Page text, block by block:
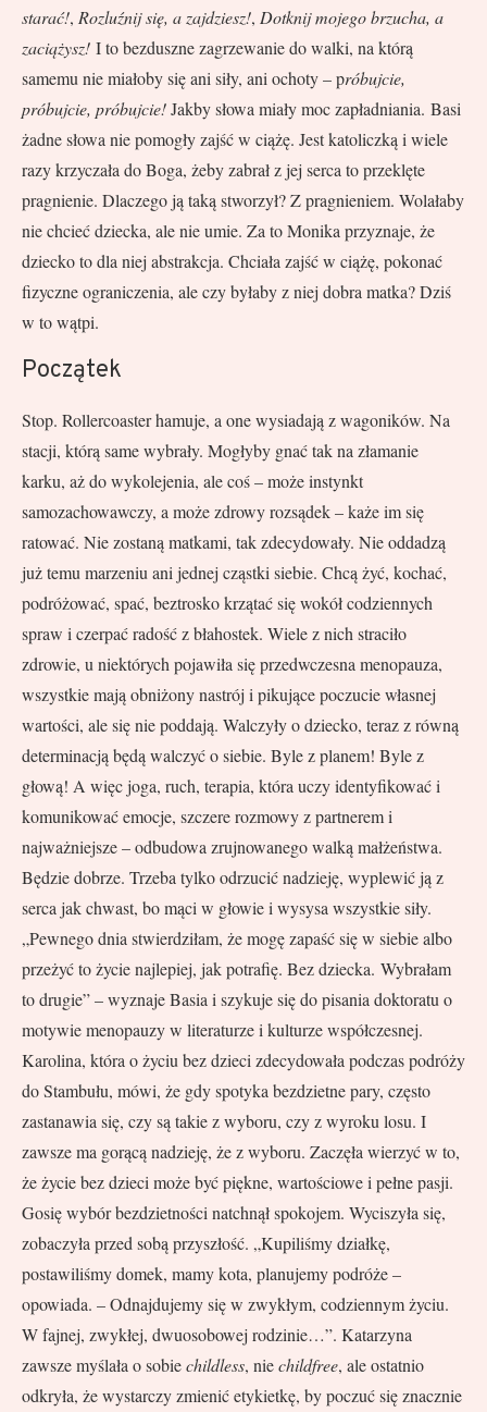
starać!, Rozluźnij się, a zajdziesz!, Dotknij mojego brzucha, a
zaciążysz! I to bezduszne zagrzewanie do walki, na którą
samemu nie miałoby się ani siły, ani ochoty – próbujcie,
próbujcie, próbujcie!Jakby słowa miały moc zapładniania. Basi
żadne słowa nie pomogły zajść w ciążę. Jest katoliczką i wiele
razy krzyczała do Boga, żeby zabrał z jej serca to przeklęte
pragnienie. Dlaczego ją taką stworzył? Z pragnieniem. Wolałaby
nie chcieć dziecka, ale nie umie. Za to Monika przyznaje, że
dziecko to dla niej abstrakcja. Chciała zajść w ciążę, pokonać
fizyczne ograniczenia, ale czy byłaby z niej dobra matka? Dziś
w to wątpi.
Początek
Stop. Rollercoaster hamuje, a one wysiadają z wagoników. Na
stacji, którą same wybrały. Mogłyby gnać tak na złamanie
karku, aż do wykolejenia, ale coś – może instynkt
samozachowawczy, a może zdrowy rozsądek – każe im się
ratować. Nie zostaną matkami, tak zdecydowały. Nie oddadzą
już temu marzeniu ani jednej cząstki siebie. Chcą żyć, kochać,
podróżować, spać, beztrosko krzątać się wokół codziennych
spraw i czerpać radość z błahostek. Wiele z nich straciło
zdrowie, u niektórych pojawiła się przedwczesna menopauza,
wszystkie mają obniżony nastrój i pikujące poczucie własnej
wartości, ale się nie poddają. Walczyły o dziecko, teraz z równą
determinacją będą walczyć o siebie. Byle z planem! Byle z
głową! A więc joga, ruch, terapia, która uczy identyfikować i
komunikować emocje, szczere rozmowy z partnerem i
najważniejsze – odbudowa zrujnowanego walką małżeństwa.
Będzie dobrze. Trzeba tylko odrzucić nadzieję, wyplewić ją z
serca jak chwast, bo mąci w głowie i wysysa wszystkie siły.
„Pewnego dnia stwierdziłam, że mogę zapaść się w siebie albo
przeżyć to życie najlepiej, jak potrafię. Bez dziecka. Wybrałam
to drugie” – wyznaje Basia i szykuje się do pisania doktoratu o
motywie menopauzy w literaturze i kulturze współczesnej.
Karolina, która o życiu bez dzieci zdecydowała podczas podróży
do Stambułu, mówi, że gdy spotyka bezdzietne pary, często
zastanawia się, czy są takie z wyboru, czy z wyroku losu. I
zawsze ma gorącą nadzieję, że z wyboru. Zaczęła wierzyć w to,
że życie bez dzieci może być piękne, wartościowe i pełne pasji.
Gosię wybór bezdzietności natchnął spokojem. Wyciszyła się,
zobaczyła przed sobą przyszłość. „Kupiliśmy działkę,
postawiliśmy domek, mamy kota, planujemy podróże –
opowiada. – Odnajdujemy się w zwykłym, codziennym życiu.
W fajnej, zwykłej, dwuosobowej rodzinie…”. Katarzyna
zawsze myślała o sobiechildless, niechildfree, ale ostatnio
odkryła, że wystarczy zmienić etykietkę, by poczuć się znacznie